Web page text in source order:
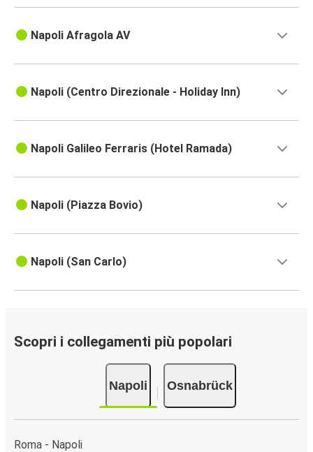
Napoli Afragola AV
Napoli (Centro Direzionale - Holiday Inn)
Napoli Galileo Ferraris (Hotel Ramada)
Napoli (Piazza Bovio)
Napoli (San Carlo)
Scopri i collegamenti più popolari
Napoli Osnabrück
Roma - Napoli